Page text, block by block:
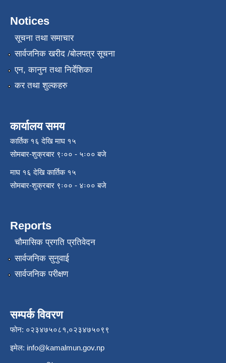
Notices
सूचना तथा समाचार
सार्वजनिक खरीद /बोलपत्र सूचना
एन, कानुन तथा निर्देशिका
कर तथा शुल्कहरु
कार्यालय समय
कार्तिक १६ देखि माघ १५
सोमबार-शुक्रबार ९ः०० - ५ः०० बजे
माघ १६ देखि कार्तिक १५
सोमबार-शुक्रबार ९ः०० - ४ः०० बजे
Reports
चौमासिक प्रगति प्रतिवेदन
सार्वजनिक सुनुवाई
सार्वजनिक परीक्षण
सम्पर्क विवरण
फोन: ०२३४७५०८१,०२३४७५०९९
इमेल: info@kamalmun.gov.np